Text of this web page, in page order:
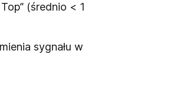
(średnio < 1
sygnału w